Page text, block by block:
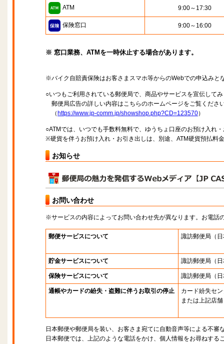
ATM 9:00～17:30
保険窓口 9:00～16:00
※ 窓口業務、ATMを一時休止する場合があります。
※バイク自賠責保険はお客さまスマホ等からのWebでの申込みと
○いつもご利用されている郵便局で、商品やサービスを宣伝して
郵便局広告の詳しい内容はこちらのホームページをご覧くださ
（ https://www.jp-comm.jp/showshop.php?CD=123570）
○ATMでは、いつでも手数料無料で、ゆうちょ口座のお預け入れ
※硬貨を伴うお預け入れ・お引き出しは、別途、ATM硬貨預払料
お知らせ
お問い合わせ
※サービスの内容によってお問い合わせ先が異なります。お電話
郵便サービスについて 諏訪郵便局 （
貯金サービスについて 諏訪郵便局 （
保険サービスについて 諏訪郵便局 （
通帳やカードの紛失・盗難に伴うお取引の停止
カード紛失セ
または上記店舗
日本郵便や郵便局を装い、お客さま宛てに自動音声等による不審
日本郵便では、上記のような電話をかけ、個人情報をお尋ねする